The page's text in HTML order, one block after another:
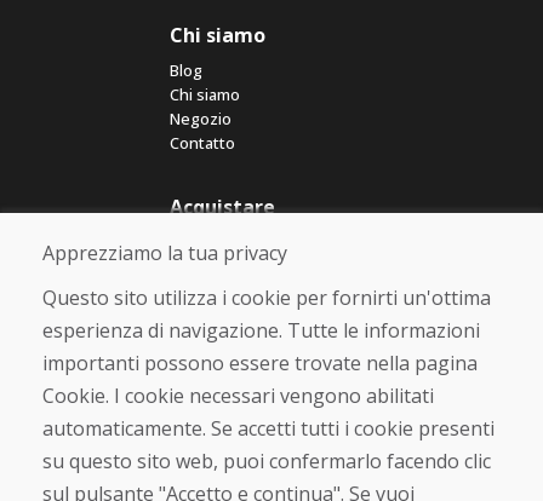
Chi siamo
Blog
Chi siamo
Negozio
Contatto
Acquistare
Negozio online
Termini e condizioni commerciali
Spedizione e pagamento
Reso e cambio merce
Protezione dei dati personali
Cookies
Verificato dai clienti
★★★★★
Apprezziamo la tua privacy
Questo sito utilizza i cookie per fornirti un'ottima
esperienza di navigazione. Tutte le informazioni
importanti possono essere trovate nella pagina
Cookie. I cookie necessari vengono abilitati
automaticamente. Se accetti tutti i cookie presenti
su questo sito web, puoi confermarlo facendo clic
sul pulsante "Accetto e continua". Se vuoi